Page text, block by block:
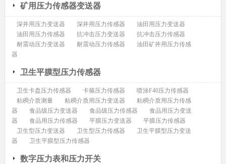
矿用压力传感器变送器
深井用压力变送器 深井用压力传感器
油田用压力变送器
油田用压力传感器
抗冲击压力变送器
抗冲击压力传感器
耐震动压力变送器
耐震动压力传感器
油田矿井用压力传感
器
卫生平膜型压力传感器
卫生卡盘压力传感器 卡箍压力传感器
喷涂F40压力传感器
粘稠介质测量
粘稠介质用压力变送器
粘稠介质用压力传感
器
食品级压力变送器 食品级压力传感器
食品用压力变送
器
食品用压力传感器 平膜压力变送器
平膜压力传感器
卫生型压力变送器
卫生型压力传感器
卫生平膜型压力变送
器
卫生平膜型压力传感器
数字压力表和压力开关